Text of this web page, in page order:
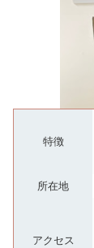
特徴
所在地
アクセス